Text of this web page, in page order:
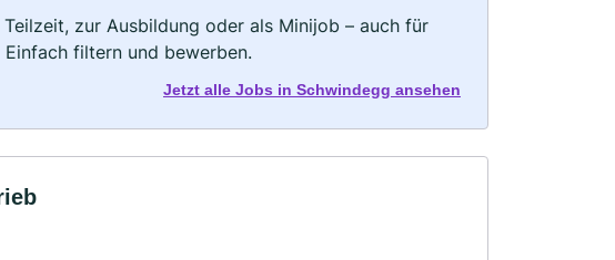
zur Ausbildung oder als Minijob – auch für
filtern und bewerben.
Jetzt alle Jobs in Schwindegg ansehen